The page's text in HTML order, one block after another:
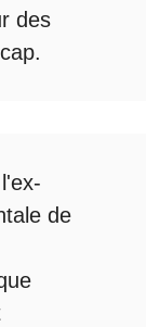
des
de